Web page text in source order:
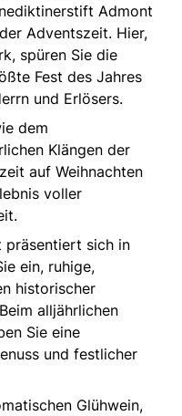
Admont
Adventszeit. Hier,
spüren Sie die
Fest des Jahres
und Erlösers.
dem
Klängen der
auf Weihnachten
voller
präsentiert sich in
ein, ruhige,
historischer
alljährlichen
Sie eine
und festlicher
Glühwein,